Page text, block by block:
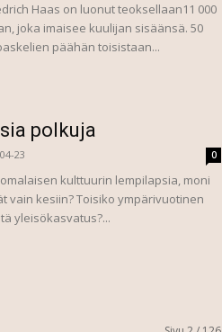
Haas on luonut teoksellaan11 000
joka imaisee kuulijan sisäänsä. 50
päähän toisistaan...
polkuja
23 0
kulttuurin lempilapsia, moni
vain kesiin? Toisiko ympärivuotinen
yleisökasvatus?...